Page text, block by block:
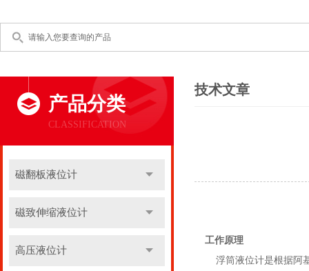
产品分类
CLASSIFICATION
磁翻板液位计
磁致伸缩液位计
高压液位计
技术文章
工作原理
浮筒液位计是根据阿